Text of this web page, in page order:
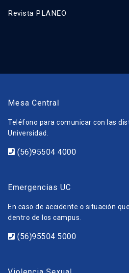
Revista PLANEO
Mesa Central
Teléfono para comunicar con las
Universidad.
(56)95504 4000
Emergencias UC
En caso de accidente o situación
dentro de los campus.
(56)95504 5000